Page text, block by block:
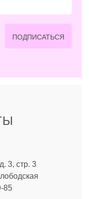
ПОДПИСАТЬСЯ
3, стр. 3
85